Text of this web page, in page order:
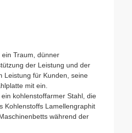
Traum, dünner
der Leistung und der
Leistung für Kunden, seine
mit ein.
kohlenstoffarmer Stahl, die
Kohlenstoffs Lamellengraphit
während der